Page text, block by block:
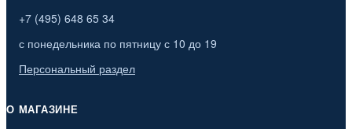
+7 (495) 648 65 34
с понедельника по пятницу с 10 до 19
Персональный раздел
О МАГАЗИНЕ